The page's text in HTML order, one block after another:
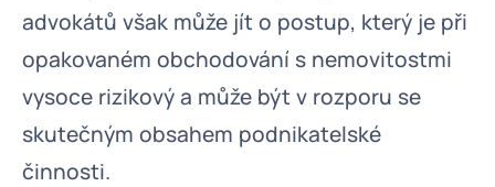
advokátů však může jít o postup, který je při
opakovaném obchodování s nemovitostmi
vysoce rizikový a může být v rozporu se
skutečným obsahem podnikatelské
činnosti.